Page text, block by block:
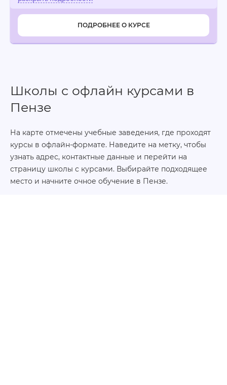
ПОДРОБНЕЕ О КУРСЕ
Школы с офлайн курсами в
Пензе
На карте отмечены учебные заведения, где проходят
курсы в офлайн-формате. Наведите на метку, чтобы
узнать адрес, контактные данные и перейти на
страницу школы с курсами. Выбирайте подходящее
место и начните очное обучение в Пензе.